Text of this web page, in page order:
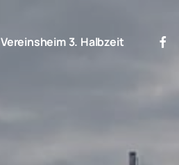
Vereinsheim 3. Halbzeit